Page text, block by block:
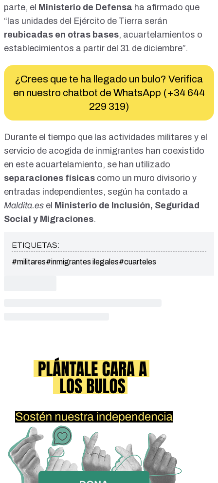
parte, el Ministerio de Defensa ha afirmado que
“las unidades del Ejército de Tierra serán
reubicadas en otras bases, acuartelamientos o
establecimientos a partir del 31 de diciembre”.
¿Crees que te ha llegado un bulo? Verifica
en nuestro chatbot de WhatsApp (+34 644
229 319)
Durante el tiempo que las actividades militares y el
servicio de acogida de inmigrantes han coexistido
en este acuartelamiento, se han utilizado
separaciones físicas como un muro divisorio y
entradas independientes, según ha contado a
Maldita.es el Ministerio de Inclusión, Seguridad
Social y Migraciones.
ETIQUETAS:
#militares#inmigrantes ilegales#cuarteles